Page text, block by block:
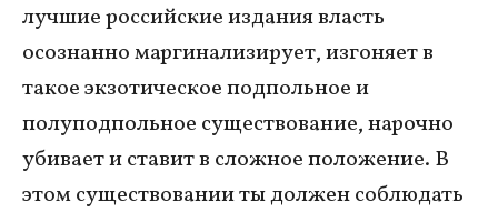
лучшие российские издания власть
осознанно маргинализирует, изгоняет в
такое экзотическое подпольное и
полуподпольное существование, нарочно
убивает и ставит в сложное положение. В
этом существовании ты должен соблюдать